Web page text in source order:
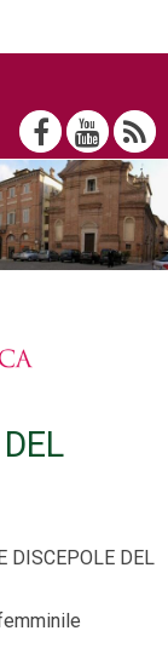
DISCEPOLE DEL